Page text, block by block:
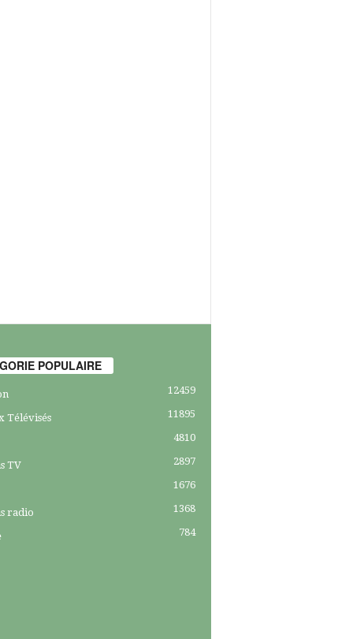
POPULAIRE
12459
Télévisés 11895
4810
TV 2897
1676
radio 1368
784